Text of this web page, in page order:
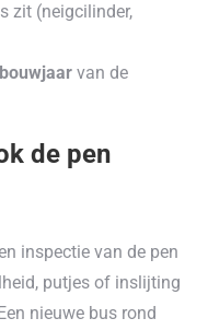
zit (neigcilinder,
van de
de pen
inspectie van de pen
putjes of inslijting
nieuwe bus rond